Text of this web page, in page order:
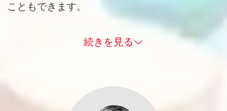
こともできます。
続きを見る